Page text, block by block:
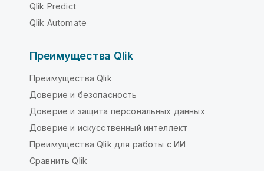
Qlik Predict
Qlik Automate
Преимущества Qlik
Преимущества Qlik
Доверие и безопасность
Доверие и защита персональных данных
Доверие и искусственный интеллект
Преимущества Qlik для работы с ИИ
Сравнить Qlik